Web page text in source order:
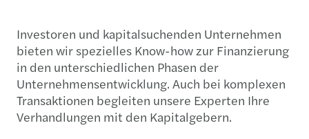
Investoren und kapitalsuchenden Unternehmen
bieten wir spezielles Know-how zur Finanzierung
in den unterschiedlichen Phasen der
Unternehmensentwicklung. Auch bei komplexen
Transaktionen begleiten unsere Experten Ihre
Verhandlungen mit den Kapitalgebern.